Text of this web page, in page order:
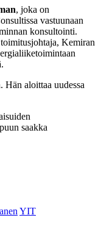
, joka on
vastuunaan
konsultointi.
Kemiran
aloittaa uudessa
saakka
YIT